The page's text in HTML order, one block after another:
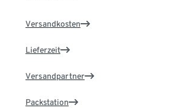
Versandkosten
Lieferzeit
Versandpartner
Packstation